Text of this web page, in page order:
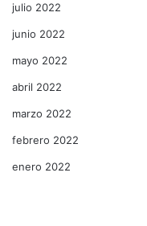
julio 2022
junio 2022
mayo 2022
abril 2022
marzo 2022
febrero 2022
enero 2022